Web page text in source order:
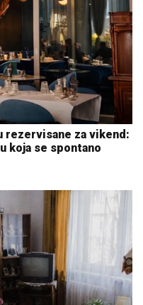
rezervisane za vikend:
koja se spontano